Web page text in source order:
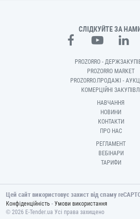
СЛІДКУЙТЕ ЗА
PROZORRO -
PROZORRO MARKET
PROZORRO.ПРОДАЖІ -
КОМЕРЦІЙНІ ЗАКУПІВЛІ
НАВЧАННЯ
НОВИНИ
КОНТАКТИ
ПРО НАС
РЕГЛАМЕНТ
ВЕБІНАРИ
ТАРИФИ
Цей сайт використовує захист від спаму
Конфіденційність - Умови використання
© 2026 E-Tender.ua Усі права захищено